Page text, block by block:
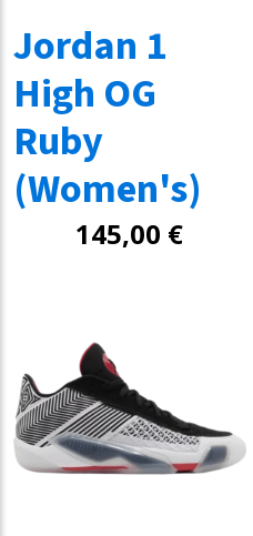
Jordan 1
High OG
Ruby
(Women's)
145,00 €